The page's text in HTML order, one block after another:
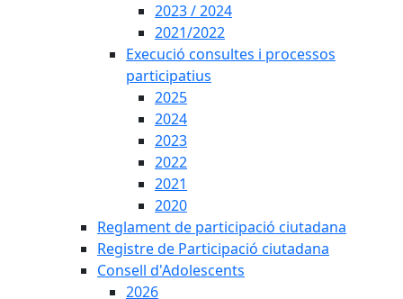
2023 / 2024
2021/2022
Execució consultes i processos
participatius
2025
2024
2023
2022
2021
2020
Reglament de participació ciutadana
Registre de Participació ciutadana
Consell d'Adolescents
2026